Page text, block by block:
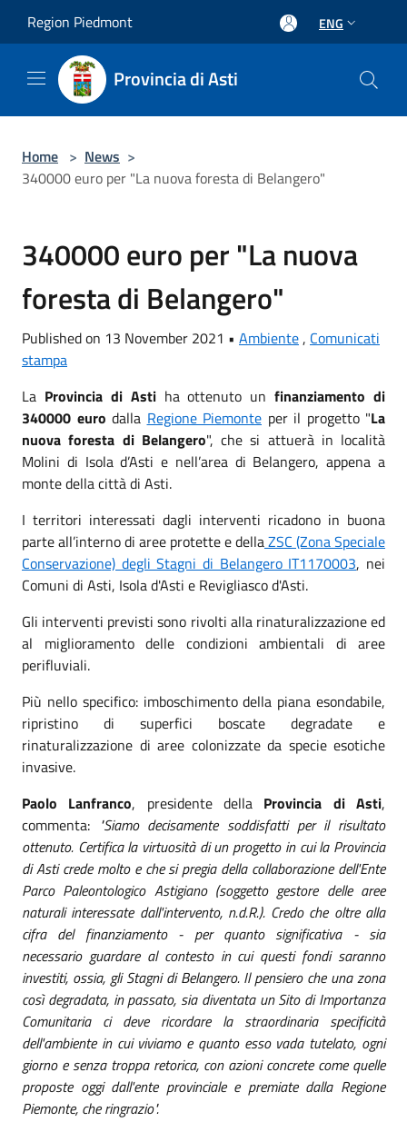
Region Piedmont ENG
Provincia di Asti
Home > News >
340000 euro per "La nuova foresta di Belangero"
340000 euro per "La nuova
foresta di Belangero"
Published on 13 November 2021 • Ambiente , Comunicati
stampa
La Provincia di Astiha ottenuto un finanziamento di
340000 euro dalla Regione Piemonte per il progetto "La
nuova foresta di Belangero", che si attuerà in località
Molini di Isola d’Asti e nell’area di Belangero, appena a
monte della città di Asti.
I territori interessati dagli interventi ricadono in buona
parte all’interno di aree protette e dellaZSC (Zona Speciale
Conservazione) degli Stagni di Belangero IT1170003, nei
Comuni di Asti, Isola d'Asti e Revigliasco d'Asti.
Gli interventi previsti sono rivolti alla rinaturalizzazione ed
al miglioramento delle condizioni ambientali di aree
perifluviali.
Più nello specifico: imboschimento della piana esondabile,
ripristino di superfici boscate degradate e
rinaturalizzazione di aree colonizzate da specie esotiche
invasive.
Paolo Lanfranco, presidente della Provincia di Asti,
commenta: "Siamo decisamente soddisfatti per il risultato
ottenuto. Certifica la virtuosità di un progetto in cui la Provincia
di Asti crede molto e che si pregia della collaborazione dell'Ente
Parco Paleontologico Astigiano (soggetto gestore delle aree
naturali interessate dall'intervento, n.d.R.). Credo che oltre alla
cifra del finanziamento - per quanto significativa - sia
necessario guardare al contesto in cui questi fondi saranno
investiti, ossia, gli Stagni di Belangero. Il pensiero che una zona
così degradata, in passato, sia diventata un Sito di Importanza
Comunitaria ci deve ricordare la straordinaria specificità
dell'ambiente in cui viviamo e quanto esso vada tutelato, ogni
giorno e senza troppa retorica, con azioni concrete come quelle
proposte oggi dall'ente provinciale e premiate dalla Regione
Piemonte, che ringrazio".